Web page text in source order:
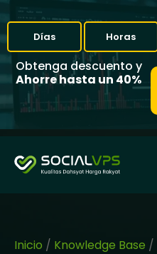
Días Horas
Obtenga descuento y
Ahorre hasta un 40%
Inicio / Knowledge Base /